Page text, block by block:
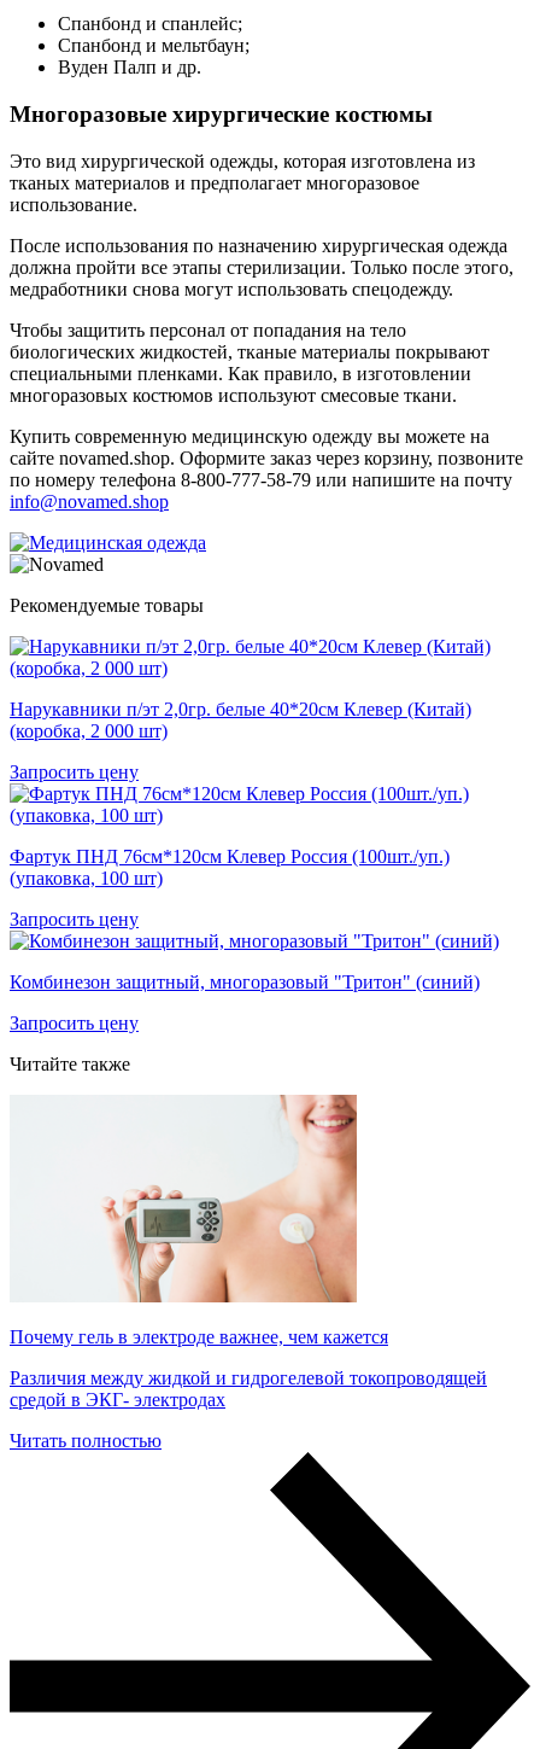
Спанбонд и спанлейс;
Спанбонд и мельтбаун;
Вуден Палп и др.
Многоразовые хирургические костюмы
Это вид хирургической одежды, которая изготовлена из
тканых материалов и предполагает многоразовое
использование.
После использования по назначению хирургическая одежда
должна пройти все этапы стерилизации. Только после этого,
медработники снова могут использовать спецодежду.
Чтобы защитить персонал от попадания на тело
биологических жидкостей, тканые материалы покрывают
специальными пленками. Как правило, в изготовлении
многоразовых костюмов используют смесовые ткани.
Купить современную медицинскую одежду вы можете на
сайте novamed.shop. Оформите заказ через корзину, позвоните
по номеру телефона 8-800-777-58-79 или напишите на почту
info@novamed.shop
Рекомендуемые товары
Нарукавники п/эт 2,0гр. белые 40*20см Клевер (Китай)
(коробка, 2 000 шт)
Запросить цену
Фартук ПНД 76см*120см Клевер Россия (100шт./уп.)
(упаковка, 100 шт)
Запросить цену
Комбинезон защитный, многоразовый "Тритон" (синий)
Запросить цену
Читайте также
Почему гель в электроде важнее, чем кажется
Различия между жидкой и гидрогелевой токопроводящей
средой в ЭКГ- электродах
Читать полностью